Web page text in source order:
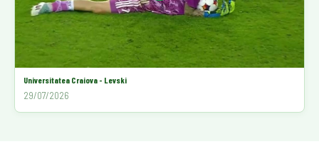
Universitatea Craiova - Levski
29/07/2026